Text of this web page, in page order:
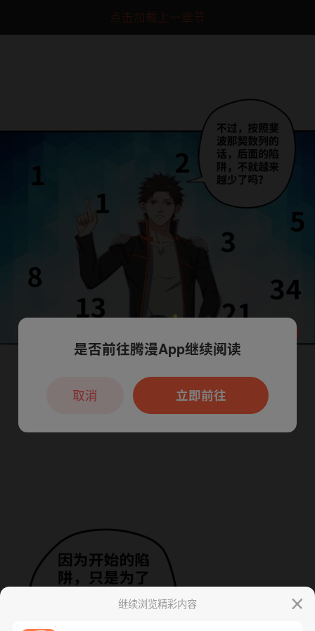
点击加载上一章节
继续浏览精彩内容
本章节仅支持App阅读，可打开App新用
户7天免费看
是否前往腾漫App继续阅读
立即前往
取消